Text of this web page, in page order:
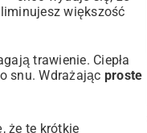
większość
trawienie. Ciepła
snu. Wdrażając proste
że te krótkie